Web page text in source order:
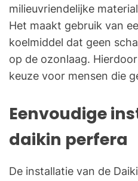
milieuvriendelijke
Het maakt gebruik van
koelmiddel dat geen
op de ozonlaag.
keuze voor mensen die
Eenvoudige
daikin perfera
De installatie van de